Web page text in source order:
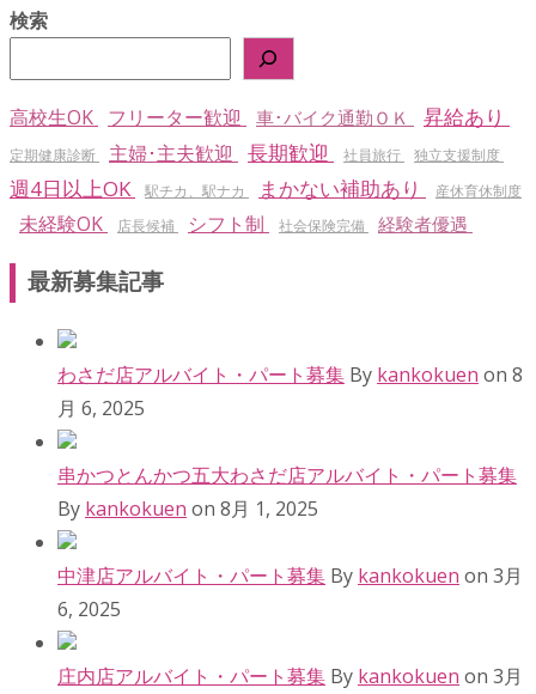
検索
高校生OK フリーター歓迎 車･バイク通勤ＯＫ 昇給あり
定期健康診断 主婦･主夫歓迎 長期歓迎 社員旅行 独立支援制度
週4日以上OK 駅チカ、駅ナカ まかない補助あり 産休育休制度
未経験OK 店長候補 シフト制 社会保険完備 経験者優遇
最新募集記事
わさだ店アルバイト・パート募集 By kankokuen on 8
月 6, 2025
串かつとんかつ五大わさだ店アルバイト・パート募集
By kankokuen on 8月 1, 2025
中津店アルバイト・パート募集 By kankokuen on 3月
6, 2025
庄内店アルバイト・パート募集 By kankokuen on 3月